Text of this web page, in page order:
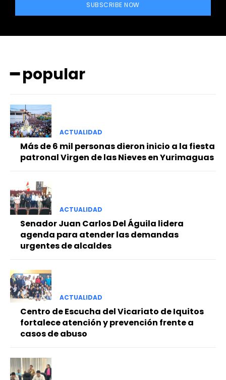
SUBSCRIBE NOW
━ popular
ACTUALIDAD
Más de 6 mil personas dieron inicio a la fiesta
patronal Virgen de las Nieves en Yurimaguas
ACTUALIDAD
Senador Juan Carlos Del Águila lidera
agenda para atender las demandas
urgentes de alcaldes
ACTUALIDAD
Centro de Escucha del Vicariato de Iquitos
fortalece atención y prevención frente a
casos de abuso